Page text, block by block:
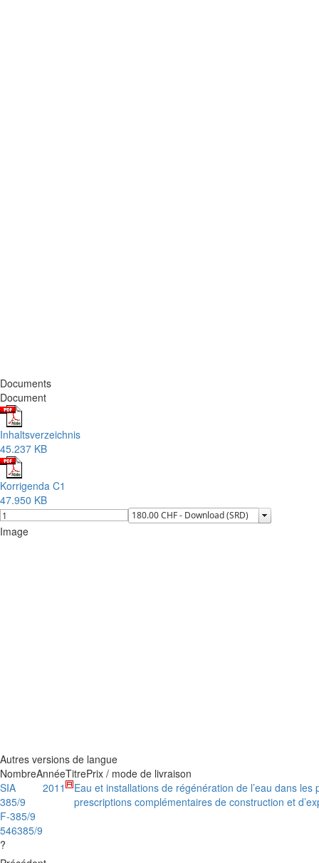
Documents
Document
Inhaltsverzeichnis
45.237 KB
Korrigenda C1
47.950 KB
Image
Autres versions de langue
NombreAnnéeTitrePrix / mode de livraison
SIA
385/9
F-385/9
546385/9
?
2011
Eau et installations de régénération de l’eau dans
prescriptions complémentaires de construction et